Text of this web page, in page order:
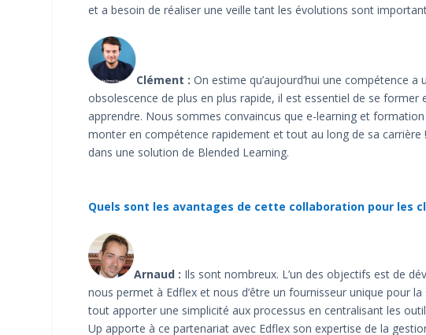
et a besoin de réaliser une veille tant les évolutions sont
Clément : On estime qu’aujourd’hui une compétence
obsolescence de plus en plus rapide, il est essentiel de se
apprendre. Nous sommes convaincus que e-learning et
monter en compétence rapidement et tout au long de sa carrière
dans une solution de Blended Learning.
Quels sont les avantages de cette collaboration pour les
Arnaud : Ils sont nombreux. L’un des objectifs est de
nous permet à Edflex et nous d’être un fournisseur unique pour
tout apporter une simplicité aux processus en centralisant les
Up apporte à ce partenariat avec Edflex son expertise de la